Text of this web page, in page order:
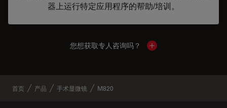
器上运行特定应用程序的帮助/培训。
您想获取专人咨询吗？ Show local contacts
首页 产品 手术显微镜 M820